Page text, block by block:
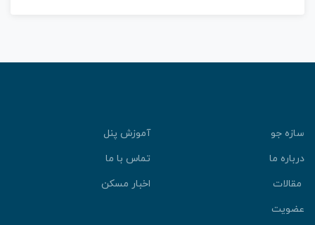
سازه جو
آموزش پنل
درباره ما
تماس با ما
مقالات
اخبار مسکن
عضویت